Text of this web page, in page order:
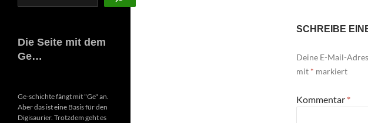
SCHREIBE
Deine E-Mail-
mit * markiert
Kommentar *
Die Seite mit dem
Ge…
Ge-schichte fängt mit "Ge" an.
Aber das ist eine Basis für den
Digisaurier. Trotzdem geht es